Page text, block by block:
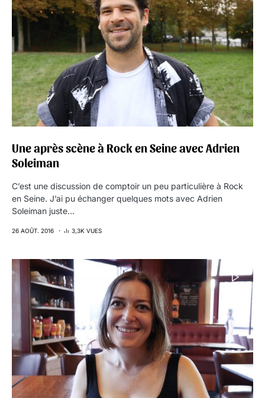
Une après scène à Rock en Seine avec Adrien
Soleiman
C’est une discussion de comptoir un peu particulière à Rock
en Seine. J’ai pu échanger quelques mots avec Adrien
Soleiman juste…
26 AOÛT. 2016 3,3K VUES